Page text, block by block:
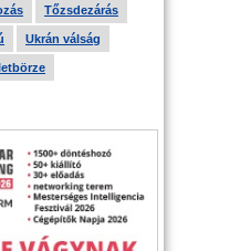
Tőzsdezárás
Ukrán válság